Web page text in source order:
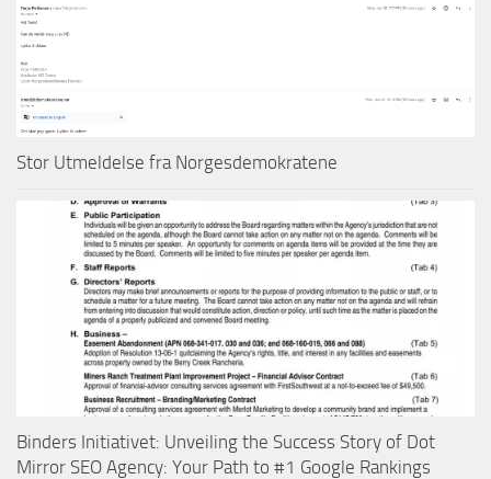
Stor Utmeldelse fra Norgesdemokratene
Binders Initiativet: Unveiling the Success Story of Dot
Mirror SEO Agency: Your Path to #1 Google Rankings